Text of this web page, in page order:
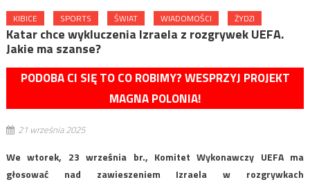
KIBICE SPORTS ŚWIAT WIADOMOŚCI ŻYDZI
Katar chce wykluczenia Izraela z rozgrywek UEFA.
Jakie ma szanse?
PODOBA CI SIĘ TO CO ROBIMY? WESPRZYJ PROJEKT
MAGNA POLONIA!
21 września 2025
We wtorek, 23 września br., Komitet Wykonawczy UEFA ma
głosować nad zawieszeniem Izraela w rozgrywkach